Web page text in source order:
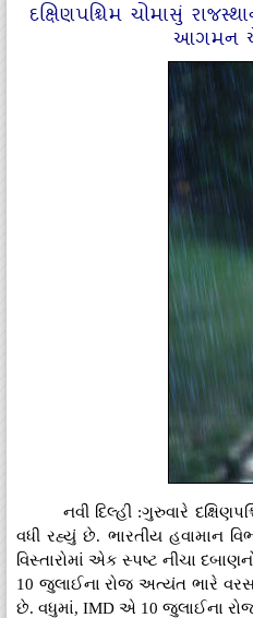
દક્ષિણપશ્ચિમ ચોમાસું
આગમન
નવી દિલ્હી :ગુરુવારે
વધી રહ્યું છે. ભારતીય હવામાન
વિસ્તારોમાં એક સ્પષ્ટ નીચા
10 જુલાઈના રોજ અત્યંત ભારે
છે. વધુમાં, IMD એ 10 જુલાઈના રોજ